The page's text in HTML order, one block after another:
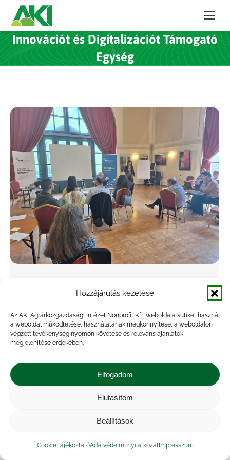
Hozzájárulás kezelése
Az AKI Agrárközgazdasági Intézet Nonprofit Kft. weboldala sütiket használ
a weboldal működtetése, használatának megkönnyítése, a weboldalon
végzett tevékenység nyomon követése és releváns ajánlatok
megjelenítése érdekében.
Elfogadom
Elutasítom
Beállítások
Cookie tájékoztatóAdatvédelmi nyilatkozatImpresszum
Innovációt és Digitalizációt Támogató
Egység
Megtartották az ITE munkatervi
workshopját Gödöllőn
Hírek,Projekt,Rendezvény BySeprődi Adél 2025.05.16.
Május 13–14. között Gödöllőn került sor az
Innovációt és Digitalizációt Támogató Egység
(ITE) szakértői csapatának kétnapos munkatervi
workshopjára, amelyen az Agrárközgazdasági